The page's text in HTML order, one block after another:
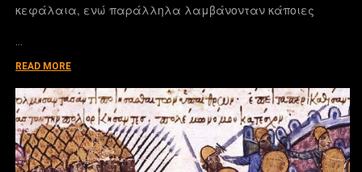
κεφάλαια, ενώ παράλληλα λαμβάνονταν κάποιες
READ MORE